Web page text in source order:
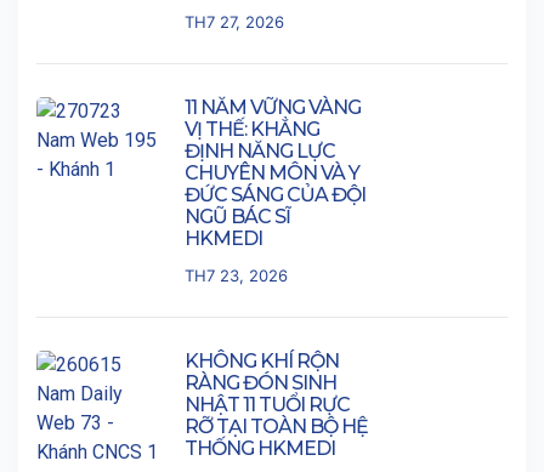
TH7 27, 2026
11 NĂM VỮNG VÀNG
VỊ THẾ: KHẲNG
ĐỊNH NĂNG LỰC
CHUYÊN MÔN VÀ Y
ĐỨC SÁNG CỦA ĐỘI
NGŨ BÁC SĨ
HKMEDI
TH7 23, 2026
KHÔNG KHÍ RỘN
RÀNG ĐÓN SINH
NHẬT 11 TUỔI RỰC
RỠ TẠI TOÀN BỘ HỆ
THỐNG HKMEDI